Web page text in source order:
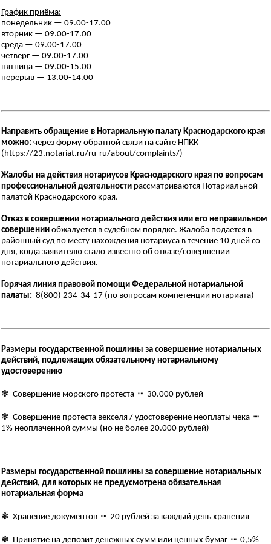
График приёма:
понедельник — 09.00-17.00
вторник — 09.00-17.00
среда — 09.00-17.00
четверг — 09.00-17.00
пятница — 09.00-15.00
перерыв — 13.00-14.00
Направить обращение в Нотариальную палату Краснодарского края
можно: через форму обратной связи на сайте НПКК
(https://23.notariat.ru/ru-ru/about/complaints/)
Жалобы на действия нотариусов Краснодарского края по вопросам
профессиональной деятельности рассматриваются Нотариальной
палатой Краснодарского края.
Отказ в совершении нотариального действия или его неправильном
совершении обжалуется в судебном порядке. Жалоба подаётся в
районный суд по месту нахождения нотариуса в течение 10 дней со
дня, когда заявителю стало известно об отказе/совершении
нотариального действия.
Горячая линия правовой помощи Федеральной нотариальной
палаты: 8(800) 234-34-17 (по вопросам компетенции нотариата)
Размеры государственной пошлины за совершение нотариальных
действий, подлежащих обязательному нотариальному
удостоверению
❃ Совершение морского протеста ┉ 30.000 рублей
❃ Совершение протеста векселя / удостоверение неоплаты чека ┉
1% неоплаченной суммы (но не более 20.000 рублей)
Размеры государственной пошлины за совершение нотариальных
действий, для которых не предусмотрена обязательная
нотариальная форма
❃ Хранение документов ┉ 20 рублей за каждый день хранения
❃ Принятие на депозит денежных сумм или ценных бумаг ┉ 0,5%